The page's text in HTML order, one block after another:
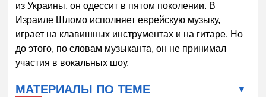
из Украины, он одессит в пятом поколении. В
Израиле Шломо исполняет еврейскую музыку,
играет на клавишных инструментах и на гитаре. Но
до этого, по словам музыканта, он не принимал
участия в вокальных шоу.
МАТЕРИАЛЫ ПО ТЕМЕ